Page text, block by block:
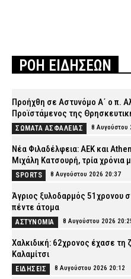
ΡΟΗ ΕΙΔΗΣΕΩΝ
Προήχθη σε Αστυνόμο Α΄ ο π.
Προϊστάμενος της
ΣΩΜΑΤΑ ΑΣΦΑΛΕΙΑΣ 8 Αυγούστου
Νέα Φιλαδέλφεια: ΑΕΚ και
Μιχάλη Κατσουρή, τρία χρόνια
SPORTS 8 Αυγούστου 2026 20:37
Άγριος ξυλοδαρμός 51χρονου
πέντε άτομα
ΑΣΤΥΝΟΜΙΑ 8 Αυγούστου 2026
Χαλκιδική: 62χρονος έχασε
Καλαμίτσι
ΕΙΔΗΣΕΙΣ 8 Αυγούστου 2026 20:12